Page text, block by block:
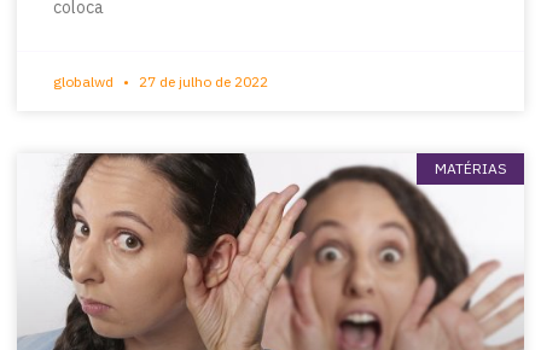
coloca
globalwd 27 de julho de 2022
MATÉRIAS